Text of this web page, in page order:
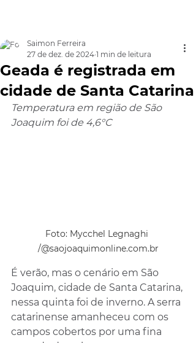
Geada é registrada em
cidade de Santa Catarina
Saimon Ferreira
27 de dez. de 2024 1 min de leitura
Temperatura em região de São
Joaquim foi de 4,6°C
Foto: Mycchel Legnaghi
/@saojoaquimonline.com.br
É verão, mas o cenário em São
Joaquim, cidade de Santa Catarina,
nessa quinta foi de inverno. A serra
catarinense amanheceu com os
campos cobertos por uma fina